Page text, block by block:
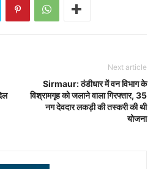
Next article
Sirmaur: ठंडीधार में वन विभाग के
विश्रामगृह को जलाने वाला गिरफ्तार, 35
नग देवदार लकड़ी की तस्करी की थी
योजना